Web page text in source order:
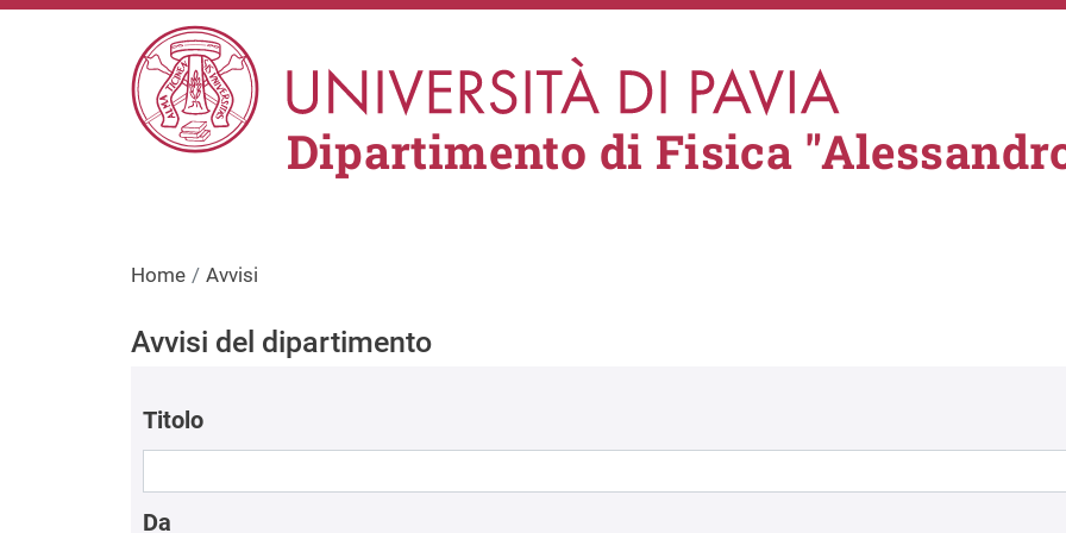
Salta al contenuto principale
Dipartimento di Fisica
Home Avvisi
Avvisi del dipartimento
Titolo
Da